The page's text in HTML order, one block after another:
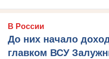
В России
До них начало
главком ВСУ